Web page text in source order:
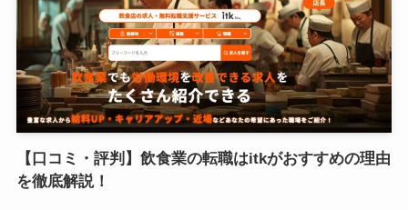
【口コミ・評判】飲食業の転職はitkがおすすめの理由
を徹底解説！